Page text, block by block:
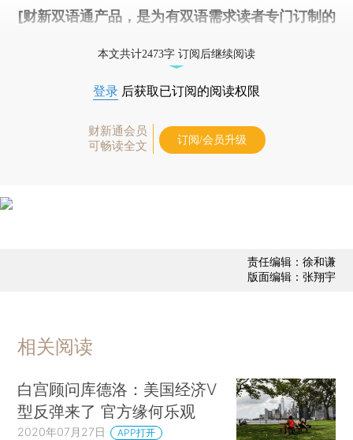
[财新双语通产品，是为有双语需求读者专门订制的
本文共计2473字 订阅后继续阅读
登录 后获取已订阅的阅读权限
财新通会员
可畅读全文
订阅/会员升级
责任编辑：徐和谦
版面编辑：张翔宇
相关阅读
白宫顾问库德洛：美国经济V
型反弹来了 官方缘何乐观
2020年07月27日 APP打开